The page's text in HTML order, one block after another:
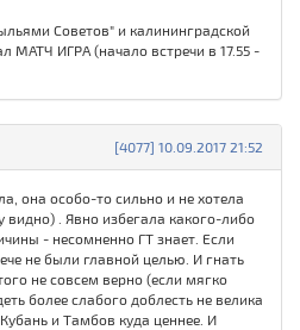
Советов" и калининградской
МАТЧ ИГРА (начало встречи в 17.55 -
[4077] 10.09.2017 21:52
она особо-то сильно и не хотела
видно) . Явно избегала какого-либо
- несомненно ГТ знает. Если
не были главной целью. И гнать
не совсем верно (если мягко
более слабого доблесть не велика
и Тамбов куда ценнее. И